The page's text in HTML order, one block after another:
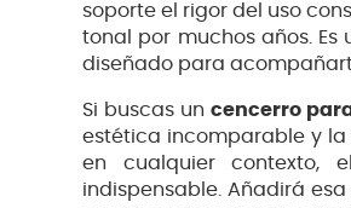
soporte el rigor del uso
tonal por muchos años.
diseñado para
Si buscas uncencerro
estética incomparable y
en cualquier contexto,
indispensable. Añadirá